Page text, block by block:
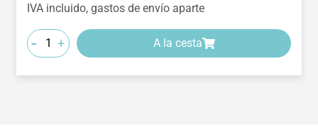
IVA incluido, gastos de envío aparte
- + A la cesta